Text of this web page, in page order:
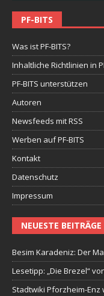
PF-BITS
Was ist PF-BITS?
Inhaltliche Richtlinien in
PF-BITS unterstützen
Autoren
Newsfeeds mit RSS
Werben auf PF-BITS
Kontakt
Datenschutz
Impressum
NEUESTE BEITRÄGE
Besim Karadeniz: Der
Lesetipp: „Die Brezel“
Stadtwiki Pforzheim-Enz